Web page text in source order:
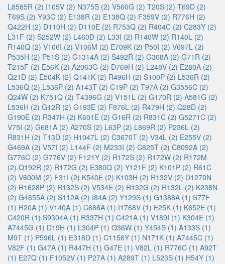
L8585R (2) I105V (2) N375S (2) V560G (2) T20S (2) T69D (2)
T69S (2) Y93C (2) E138R (2) E138Q (2) F359V (2) R776H (2)
Q422H (2) D110H (2) D110E (2) R753Q (2) R404C (2) C283Y (2)
L31F (2) S252W (2) L460D (2) L33I (2) R140W (2) R140L (2)
R140Q (2) V106I (2) V106M (2) E709K (2) P50I (2) V697L (2)
P535H (2) P51S (2) G1314A (2) S492R (2) G308A (2) G71R (2)
T215F (2) E56K (2) A2063G (2) D769H (2) L248V (2) E280A (2)
Q21D (2) E504K (2) Q141K (2) R496H (2) S100P (2) L536R (2)
L536Q (2) L536P (2) A143T (2) C19P (2) T97A (2) G3556C (2)
Q24W (2) K751Q (2) T4396G (2) V151L (2) G170R (2) A581G (2)
L536H (2) G12R (2) G193E (2) F876L (2) R479H (2) Q28D (2)
G190E (2) R347H (2) K601E (2) G16R (2) R831C (2) G5271C (2)
V75I (2) G681A (2) A270S (2) L63P (2) L869R (2) P236L (2)
R831H (2) T13D (2) H1047L (2) C3670T (2) V34L (2) E255V (2)
G469A (2) V57I (2) L144F (2) M233I (2) C825T (2) C8092A (2)
G776C (2) G776V (2) F121Y (2) R172S (2) R172W (2) R172M
(2) Q192R (2) R172G (2) E380Q (2) Y121F (2) K101P (2) R61C
(2) V600M (2) F31I (2) K540E (2) K103H (2) R132V (2) D1270N
(2) R1628P (2) R132S (2) V534E (2) R132G (2) R132L (2) K238N
(2) G4655A (2) S112A (2) I84A (2) Y129S (1) G1388A (1) S77F
(1) R20A (1) V140A (1) C686A (1) I1768V (1) E25K (1) K652E (1)
C420R (1) S9304A (1) R337H (1) C421A (1) V189I (1) K304E (1)
A7445G (1) D19H (1) L304P (1) Q36W (1) Y454S (1) A133S (1)
M9T (1) P596L (1) E318D (1) C1156Y (1) N171K (1) A7445C (1)
V82F (1) G47A (1) R447H (1) G47E (1) V82L (1) R776C (1) A92T
(1) E27Q (1) F1052V (1) P27A (1) A289T (1) L523S (1) H54Y (1)